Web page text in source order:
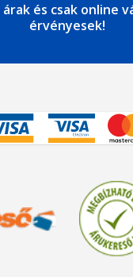
és csak online
érvényesek!